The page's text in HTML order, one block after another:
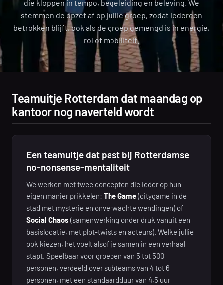
die kloppen in tempo, begeleiding en beleving. We
stemmen de opzet af op jullie groep, zodat iedereen
betrokken blijft, ook als de groep gemengd is in energie,
rol of mobiliteit.
Teamuitje Rotterdam dat maandag op
kantoor nog naverteld wordt
Een teamuitje dat past bij Rotterdamse
no-nonsense-mentaliteit
We werken met twee concepten die ieder op hun
eigen manier prikkelen: The Game(citygame in de
stad met mysterie en onverwachte wendingen) of
Social Chaos (samenwerking onder druk vanuit een
basislocatie, met plot-twists en acteurs). Welke jullie
ook kiezen, het voelt alsof je samen in een verhaal
stapt. Speelbaar voor groepen van 5 tot 500
personen, verdeeld over subteams van 4 tot 6
personen, met een standaardduur van 4,5 uur